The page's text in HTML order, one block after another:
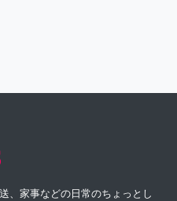
、家事などの日常のちょっとし